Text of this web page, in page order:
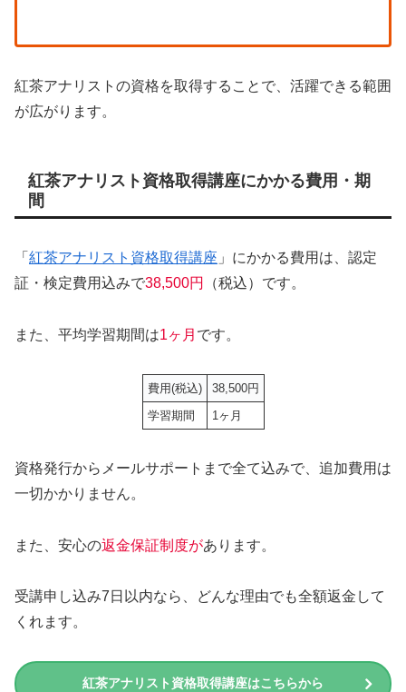
紅茶アナリストの資格を取得することで、活躍できる範囲
が広がります。
紅茶アナリスト資格取得講座にかかる費用・期
間
「 紅茶アナリスト資格取得講座 」にかかる費用は、認定
証・検定費用込みで38,500円 （税込）です。
また、平均学習期間は1ヶ月 です。
費用(税込)
38,500円
学習期間
1ヶ月
資格発行からメールサポートまで全て込みで、追加費用は
一切かかりません。
また、安心の返金保証制度があります。
受講申し込み7日以内なら、どんな理由でも全額返金して
くれます。
紅茶アナリスト資格取得講座はこちらから